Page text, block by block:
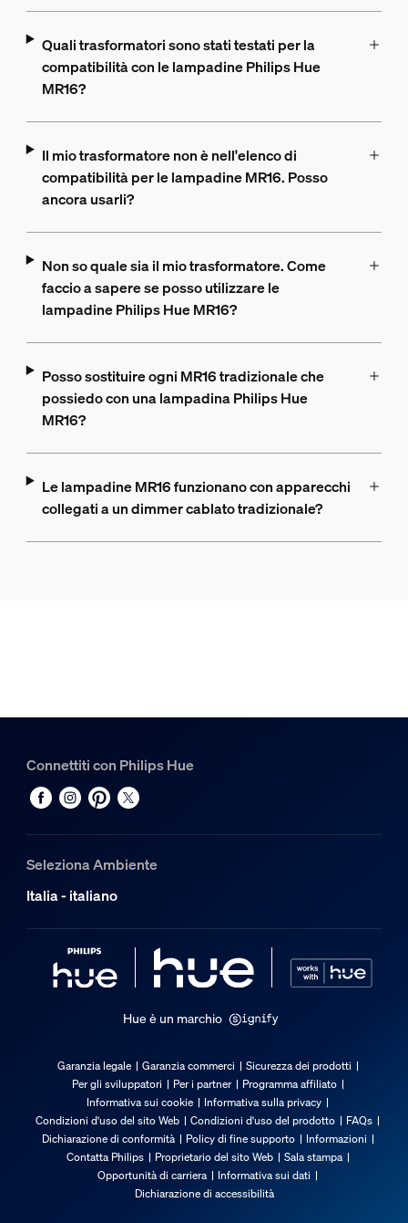
Quali trasformatori sono stati testati per la
compatibilità con le lampadine Philips Hue
MR16?
Il mio trasformatore non è nell'elenco di
compatibilità per le lampadine MR16. Posso
ancora usarli?
Non so quale sia il mio trasformatore. Come
faccio a sapere se posso utilizzare le
lampadine Philips Hue MR16?
Posso sostituire ogni MR16 tradizionale che
possiedo con una lampadina Philips Hue
MR16?
Le lampadine MR16 funzionano con apparecchi
collegati a un dimmer cablato tradizionale?
Connettiti con Philips Hue
Seleziona Ambiente
Italia - italiano
Hue è un marchio
Garanzia legale Garanzia commerci
Sicurezza dei prodotti
Per gli sviluppatori
Per i partner
Programma affiliato
Informativa sui cookie
Informativa sulla privacy
Condizioni d'uso del sito Web
Condizioni d'uso del prodotto
FAQs
Dichiarazione di conformità
Policy di fine supporto
Informazioni
Contatta Philips
Proprietario del sito Web
Sala stampa
Opportunità di carriera
Informativa sui dati
Dichiarazione di accessibilità